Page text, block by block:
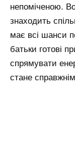
непоміченою.
знаходить
має всі шанси
батьки готові
спрямувати
стане